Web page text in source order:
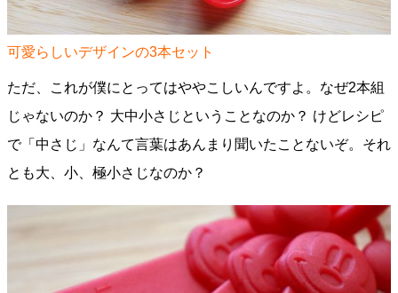
可愛らしいデザインの3本セット
ただ、これが僕にとってはややこしいんですよ。なぜ2本組
じゃないのか？ 大中小さじということなのか？ けどレシピ
で「中さじ」なんて言葉はあんまり聞いたことないぞ。それ
とも大、小、極小さじなのか？